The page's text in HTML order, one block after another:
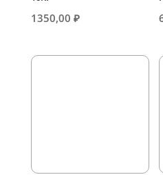
1350,00 ₽